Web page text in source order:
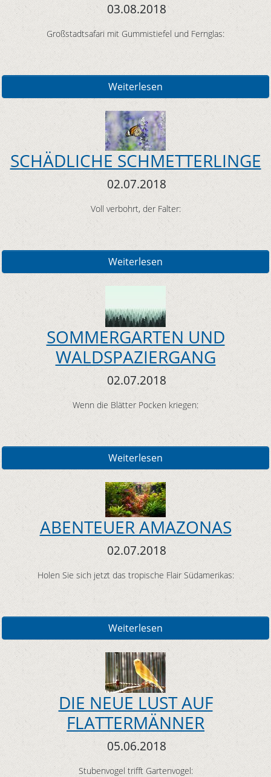
03.08.2018
Großstadtsafari mit Gummistiefel und Fernglas:
Weiterlesen
SCHÄDLICHE SCHMETTERLINGE
02.07.2018
Voll verbohrt, der Falter:
Weiterlesen
SOMMERGARTEN UND
WALDSPAZIERGANG
02.07.2018
Wenn die Blätter Pocken kriegen:
Weiterlesen
ABENTEUER AMAZONAS
02.07.2018
Holen Sie sich jetzt das tropische Flair Südamerikas:
Weiterlesen
DIE NEUE LUST AUF
FLATTERMÄNNER
05.06.2018
Stubenvogel trifft Gartenvogel: